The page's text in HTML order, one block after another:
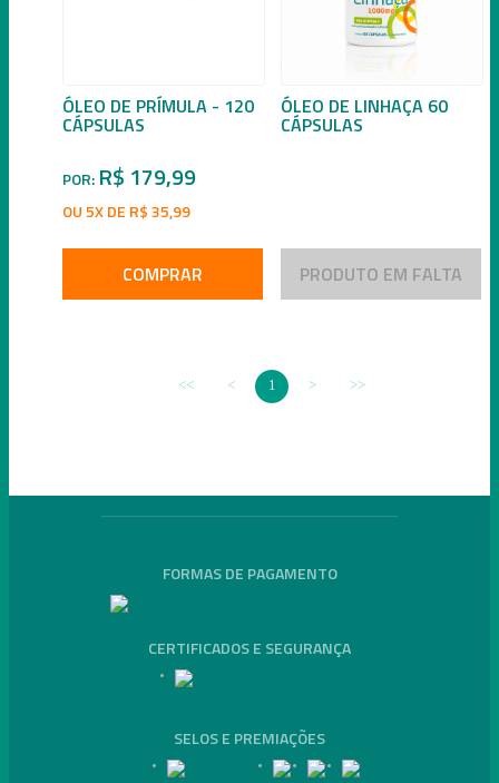
ÓLEO DE PRÍMULA - 120
CÁPSULAS
POR: R$ 179,99
OU 5X DE R$ 35,99
COMPRAR
ÓLEO DE LINHAÇA 60
CÁPSULAS
PRODUTO EM FALTA
1
FORMAS DE PAGAMENTO
CERTIFICADOS E SEGURANÇA
SELOS E PREMIAÇÕES